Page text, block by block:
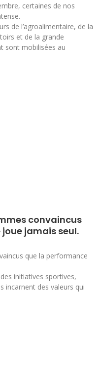
certaines de nos
de l’agroalimentaire, de la
et de la grande
sont mobilisées au
convaincus
jamais seul.
que la performance
initiatives sportives,
incarnent des valeurs qui